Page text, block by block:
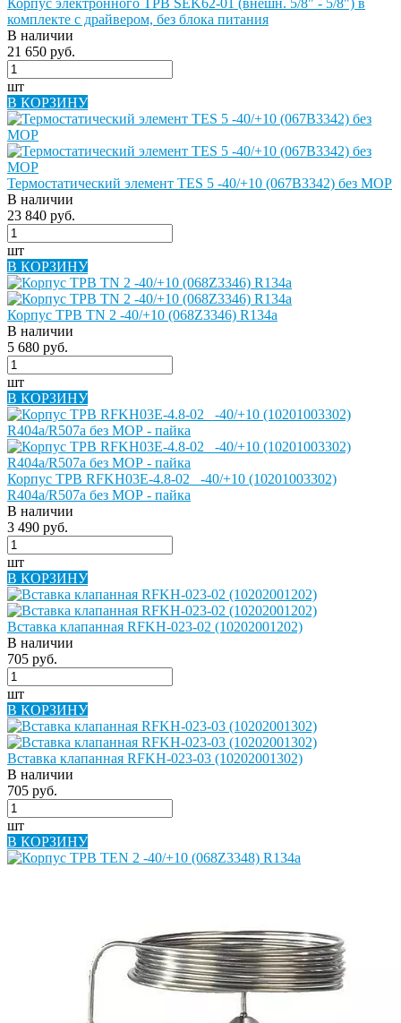
комплекте с драйвером, без блока питания
В наличии
21 650 руб.
шт
В КОРЗИНУ
Термостатический элемент TES 5 -40/+10 (067B3342) без MOP
В наличии
23 840 руб.
шт
В КОРЗИНУ
Корпус ТРВ TN 2 -40/+10 (068Z3346) R134a
В наличии
5 680 руб.
шт
В КОРЗИНУ
Корпус ТРВ RFKH03E-4.8-02_ -40/+10 (10201003302)
R404a/R507a без МОР - пайка
В наличии
3 490 руб.
шт
В КОРЗИНУ
Вставка клапанная RFKH-023-02 (10202001202)
В наличии
705 руб.
шт
В КОРЗИНУ
Вставка клапанная RFKH-023-03 (10202001302)
В наличии
705 руб.
шт
В КОРЗИНУ